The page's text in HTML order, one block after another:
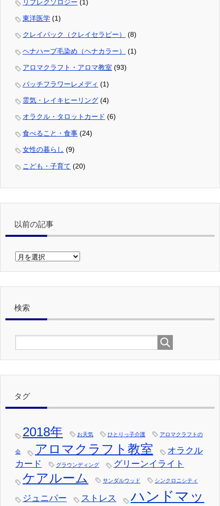
リフレクソロジー (1)
東洋医学 (1)
クレイパック（クレイセラピー） (8)
ヘナハーブ毛染め（ヘナカラー） (1)
アロマクラフト・アロマ教室 (93)
バッチフラワーレメディ (1)
霊気・レイキヒーリング (4)
オラクル・タロットカード (6)
食べること・食事 (24)
女性の暮らし (9)
こども・子育て (20)
以前の記事
以
の
検索
タグ
2018年 お天気 ひとりっ子介護 アロマクラフトの
会 アロマクラフト教室
オラクル
カード
グラウンディング グリーンイライト
ケアルーム サンダルウッド シンクロニシティ
ジュニパー ストレス
ハンドマッ